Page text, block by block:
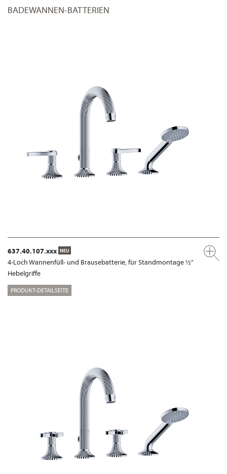
BADEWANNEN-BATTERIEN
637.40.107.xxx NEU
4-Loch Wannenfüll- und Brausebatterie, für Standmontage ½"
Hebelgriffe
PRODUKT-DETAILSEITE